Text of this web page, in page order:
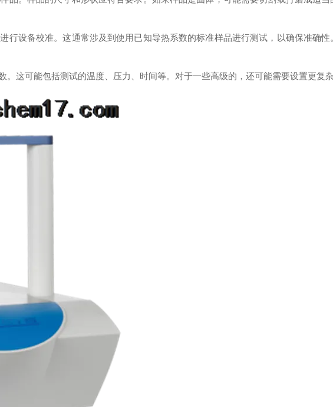
设备校准。这通常涉及到使用已知导热系数的标准样品进行测试，以确保准确
可能包括测试的温度、压力、时间等。对于一些高级的，还可能需要设置更复杂